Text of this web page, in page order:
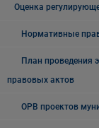
Оценка
Нормативные
План проведения
правовых актов
ОРВ проектов